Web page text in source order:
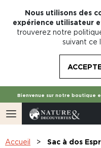
Nous utilisons des
expérience utilisateur
trouverez notre
suivant ce
Bienvenue sur notre boutique
Accueil Sac à dos